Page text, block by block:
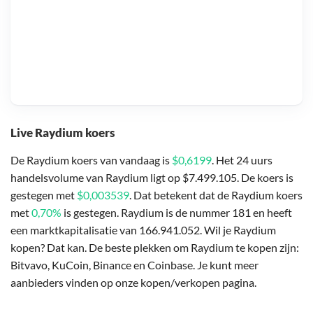
Live Raydium koers
De Raydium koers van vandaag is $0,6199. Het 24 uurs
handelsvolume van Raydium ligt op $7.499.105. De koers is
gestegen met $0,003539. Dat betekent dat de Raydium koers
met0,70% is gestegen. Raydium is de nummer 181 en heeft
een marktkapitalisatie van 166.941.052. Wil je Raydium
kopen? Dat kan. De beste plekken om Raydium te kopen zijn:
Bitvavo, KuCoin, Binance en Coinbase. Je kunt meer
aanbieders vinden op onze kopen/verkopen pagina.